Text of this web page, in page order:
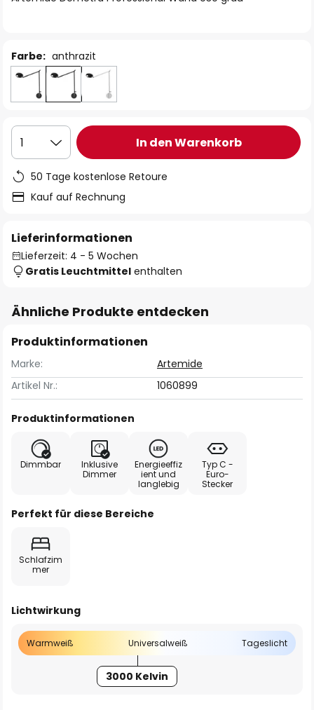
Farbe: anthrazit
1 In den Warenkorb
50 Tage kostenlose Retoure
Kauf auf Rechnung
Lieferinformationen
Lieferzeit: 4 - 5 Wochen
Gratis Leuchtmittel enthalten
Ähnliche Produkte entdecken
Produktinformationen
Marke:
Artemide
Artikel Nr.:
1060899
Produktinformationen
Dimmbar
Inklusive
Dimmer
Energieeffiz
ient und
langlebig
Typ C -
Euro-
Stecker
Perfekt für diese Bereiche
Schlafzim
mer
Lichtwirkung
Warmweiß Universalweiß Tageslicht
3000 Kelvin